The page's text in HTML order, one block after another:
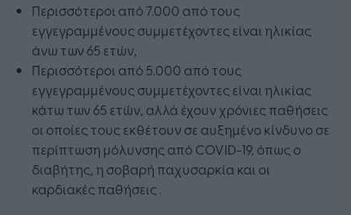
Περισσότεροι από 7.000 από τους
εγγεγραμμένους συμμετέχοντες είναι ηλικίας
άνω των 65 ετών,
Περισσότεροι από 5.000 από τους
εγγεγραμμένους συμμετέχοντες είναι ηλικίας
κάτω των 65 ετών, αλλά έχουν χρόνιες παθήσεις
οι οποίες τους εκθέτουν σε αυξημένο κίνδυνο σε
περίπτωση μόλυνσης από COVID-19, όπως ο
διαβήτης, η σοβαρή παχυσαρκία και οι
καρδιακές παθήσεις .